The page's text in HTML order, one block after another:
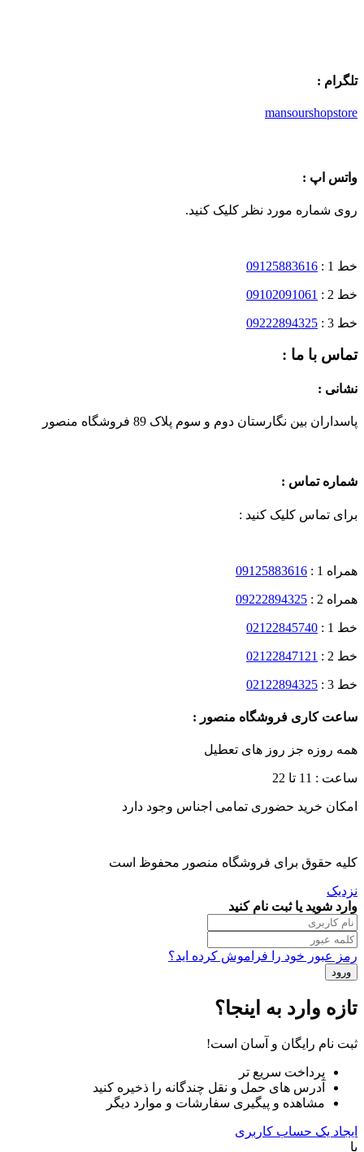
تلگرام :
mansourshopstore
واتس اپ :
روی شماره مورد نظر کلیک کنید.
خط 1 : 09125883616
خط 2 : 09102091061
خط 3 : 09222894325
تماس با ما :
نشانی :
پاسداران بین نگارستان دوم و سوم پلاک 89 فروشگاه منصور
شماره تماس :
برای تماس کلیک کنید :
همراه 1 : 09125883616
همراه 2 : 09222894325
خط 1 : 02122845740
خط 2 : 02122847121
خط 3 : 02122894325
ساعت کاری فروشگاه منصور :
همه روزه جز روز های تعطیل
ساعت : 11 تا 22
امکان خرید حضوری تمامی اجناس وجود دارد
کلیه حقوق برای فروشگاه منصور محفوظ است
نزدیک
وارد شوید یا ثبت نام کنید
رمز عبور خود را فراموش کرده اید؟
تازه وارد به اینجا؟
ثبت نام رایگان و آسان است!
پرداخت سریع تر
آدرس های حمل و نقل چندگانه را ذخیره کنید
مشاهده و پیگیری سفارشات و موارد دیگر
ایجاد یک حساب کاربری
یا